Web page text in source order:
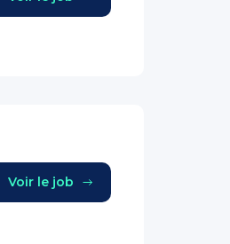
Voir le job